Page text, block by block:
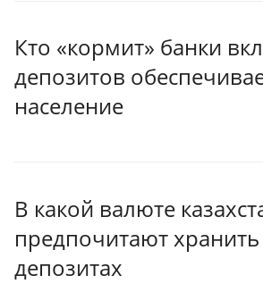
Кто «кормит» банки
депозитов
население
В какой валюте
предпочитают
депозитах